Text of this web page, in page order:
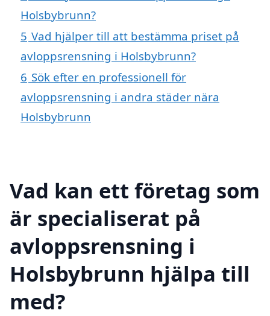
Holsbybrunn?
5 Vad hjälper till att bestämma priset på
avloppsrensning i Holsbybrunn?
6 Sök efter en professionell för
avloppsrensning i andra städer nära
Holsbybrunn
Vad kan ett företag som
är specialiserat på
avloppsrensning i
Holsbybrunn hjälpa till
med?